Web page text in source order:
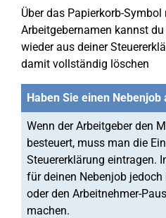
Über das Papierkorb-Symbol
Arbeitgebernamen kannst
wieder aus deiner
damit vollständig löschen
Haben Sie einen
Wenn der Arbeitgeber den
besteuert, muss man die
Steuererklärung eintragen.
für deinen Nebenjob
oder den Arbeitnehmer-
machen.